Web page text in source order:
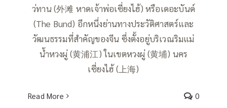
ว่ทาน (外滩 หาดเจ้าพ่อเซี่ยงไฮ้) หรือเดอะบันด์
(The Bund) อีกหนึ่งย่านทางประวัติศาสตร์และ
วัฒนธรรมที่สำคัญของจีน ซึ่งตั้งอยู่บริเวณริมแม่
น้ำหวงผู่ (黄浦江) ในเขตหวงผู่ (黄埔) นคร
เซี่ยงไฮ้ (上海)
Read More 0